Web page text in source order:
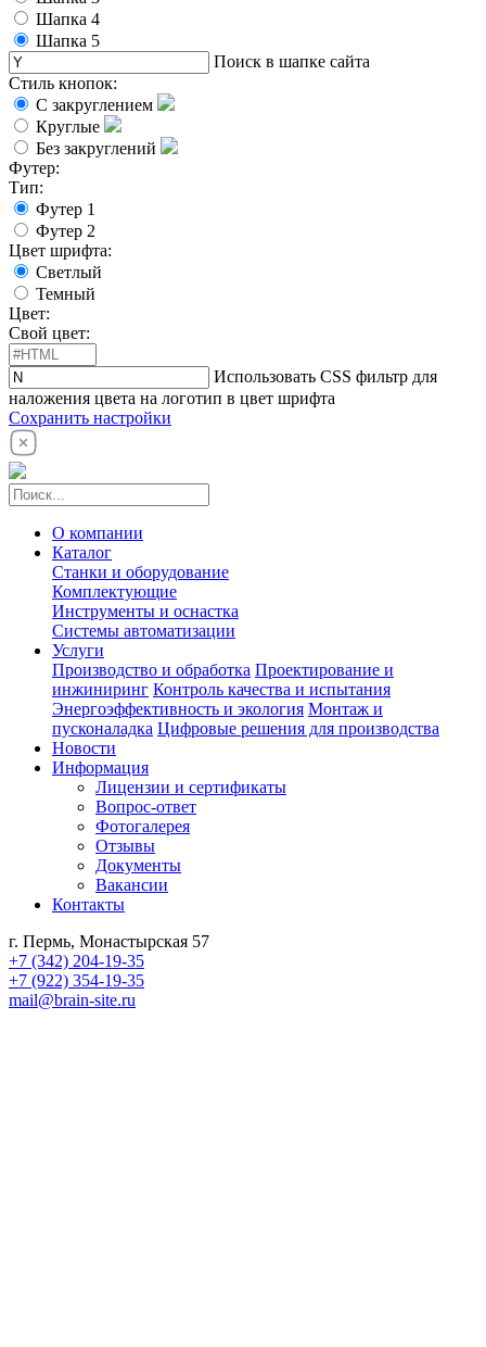
Шапка 4
Шапка 5
Поиск в шапке сайта
Стиль кнопок:
С закруглением
Круглые
Без закруглений
Футер:
Тип:
Футер 1
Футер 2
Цвет шрифта:
Светлый
Темный
Цвет:
Свой цвет:
Использовать CSS фильтр для
наложения цвета на логотип в цвет шрифта
Сохранить настройки
О компании
Каталог
Станки и оборудование
Комплектующие
Инструменты и оснастка
Системы автоматизации
Услуги
Производство и обработка Проектирование и
инжиниринг Контроль качества и испытания
Энергоэффективность и экология Монтаж и
пусконаладка Цифровые решения для производства
Новости
Информация
Лицензии и сертификаты
Вопрос-ответ
Фотогалерея
Отзывы
Документы
Вакансии
Контакты
г. Пермь, Монастырская 57
+7 (342) 204-19-35
+7 (922) 354-19-35
mail@brain-site.ru